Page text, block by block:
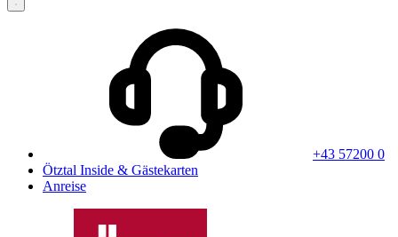
+43 57200 0
Ötztal Inside & Gästekarten
Anreise